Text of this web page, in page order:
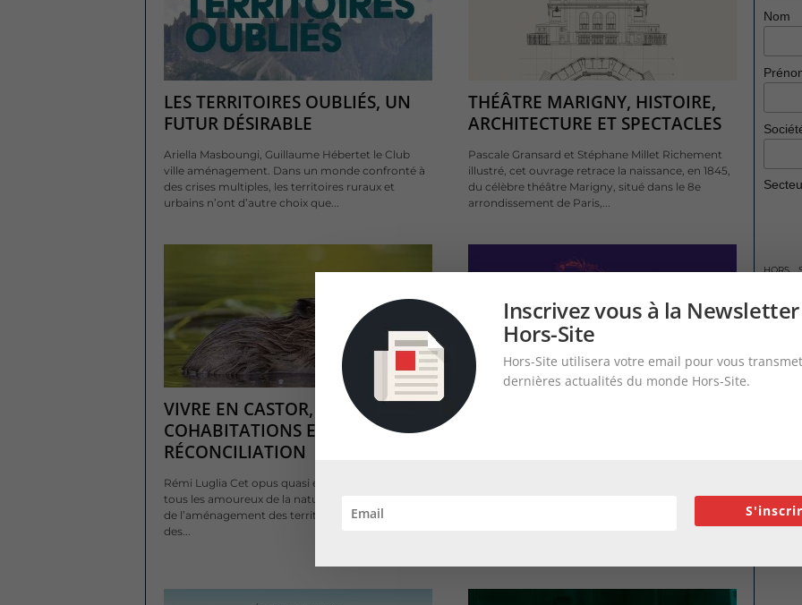
LES TERRITOIRES OUBLIÉS, UN
FUTUR DÉSIRABLE
Ariella Masboungi, Guillaume Hébertet le Club
ville aménagement. Dans un monde confronté à
des crises multiples, les territoires ruraux et
urbains n’ont d’autre choix que...
THÉÂTRE MARIGNY, HISTOIRE,
ARCHITECTURE ET SPECTACLES
Pascale Gransard et Stéphane Millet Richement
illustré, cet ouvrage retrace la naissance, en 1845,
du célèbre théâtre Marigny, situé dans le 8e
arrondissement de Paris,...
VIVRE EN CASTOR, HISTOIRES DE
COHABITATIONS ET DE
RÉCONCILIATION
Rémi Luglia Cet opus quasi exhaustif s’adresse à
tous les amoureux de la nature, de l’architecture,
de l’aménagement des territoires... et bien sûr
des...
Philippe Hugron Deux ans après la parution du
Nom
HORS
Inscrivez vous à la Newsletter
Hors-Site
Hors-Site utilisera votre email pour vous
dernières actualités du monde Hors-Site.